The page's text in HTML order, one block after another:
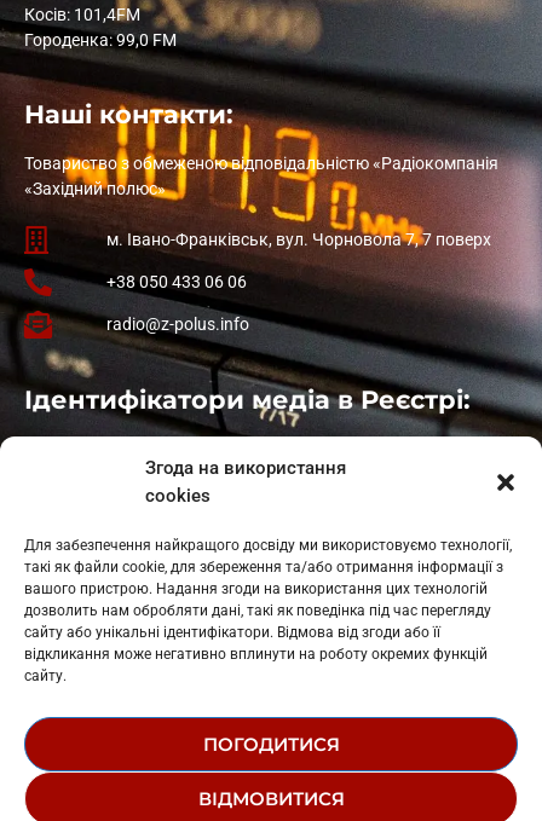
Згода на використання
cookies
Для забезпечення найкращого досвіду ми використовуємо технології,
такі як файли cookie, для збереження та/або отримання інформації з
вашого пристрою. Надання згоди на використання цих технологій
дозволить нам обробляти дані, такі як поведінка під час перегляду
сайту або унікальні ідентифікатори. Відмова від згоди або її
відкликання може негативно вплинути на роботу окремих функцій
сайту.
ПОГОДИТИСЯ
ВІДМОВИТИСЯ
Косів: 101,4FM
Городенка: 99,0 FM
Наші контакти:
Товариство з обмеженою відповідальністю «Радіокомпанія
«Західний полюс»
м. Івано-Франківськ, вул. Чорновола 7, 7 поверх
+38 050 433 06 06
radio@z-polus.info
Ідентифікатори медіа в Реєстрі:
: L11-01410
: L11-01801
Косів: L11-01805
Гарасимів: L11-02274
© 1995-2026 РК «ЗАХІДНИЙ ПОЛЮС»